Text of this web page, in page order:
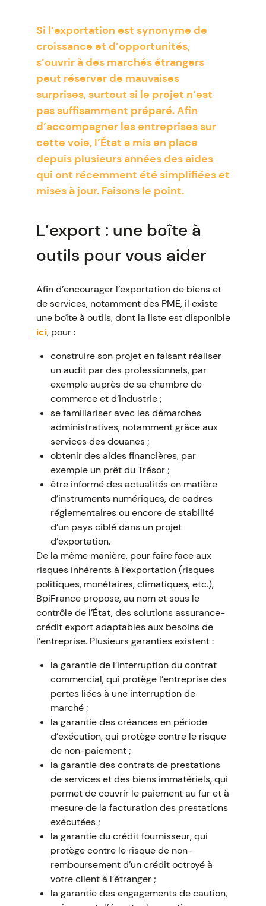
Si l’exportation est synonyme de
croissance et d’opportunités,
s’ouvrir à des marchés étrangers
peut réserver de mauvaises
surprises, surtout si le projet n’est
pas suffisamment préparé. Afin
d’accompagner les entreprises sur
cette voie, l’État a mis en place
depuis plusieurs années des aides
qui ont récemment été simplifiées et
mises à jour. Faisons le point.
L’export : une boîte à
outils pour vous aider
Afin d’encourager l’exportation de biens et
de services, notamment des PME, il existe
une boîte à outils, dont la liste est disponible
ici, pour :
construire son projet en faisant réaliser
un audit par des professionnels, par
exemple auprès de sa chambre de
commerce et d’industrie ;
se familiariser avec les démarches
administratives, notamment grâce aux
services des douanes ;
obtenir des aides financières, par
exemple un prêt du Trésor ;
être informé des actualités en matière
d’instruments numériques, de cadres
réglementaires ou encore de stabilité
d’un pays ciblé dans un projet
d’exportation.
De la même manière, pour faire face aux
risques inhérents à l’exportation (risques
politiques, monétaires, climatiques, etc.),
BpiFrance propose, au nom et sous le
contrôle de l’État, des solutions assurance-
crédit export adaptables aux besoins de
l’entreprise. Plusieurs garanties existent :
la garantie de l’interruption du contrat
commercial, qui protège l’entreprise des
pertes liées à une interruption de
marché ;
la garantie des créances en période
d’exécution, qui protège contre le risque
de non-paiement ;
la garantie des contrats de prestations
de services et des biens immatériels, qui
permet de couvrir le paiement au fur et à
mesure de la facturation des prestations
exécutées ;
la garantie du crédit fournisseur, qui
protège contre le risque de non-
remboursement d’un crédit octroyé à
votre client à l’étranger ;
la garantie des engagements de caution,